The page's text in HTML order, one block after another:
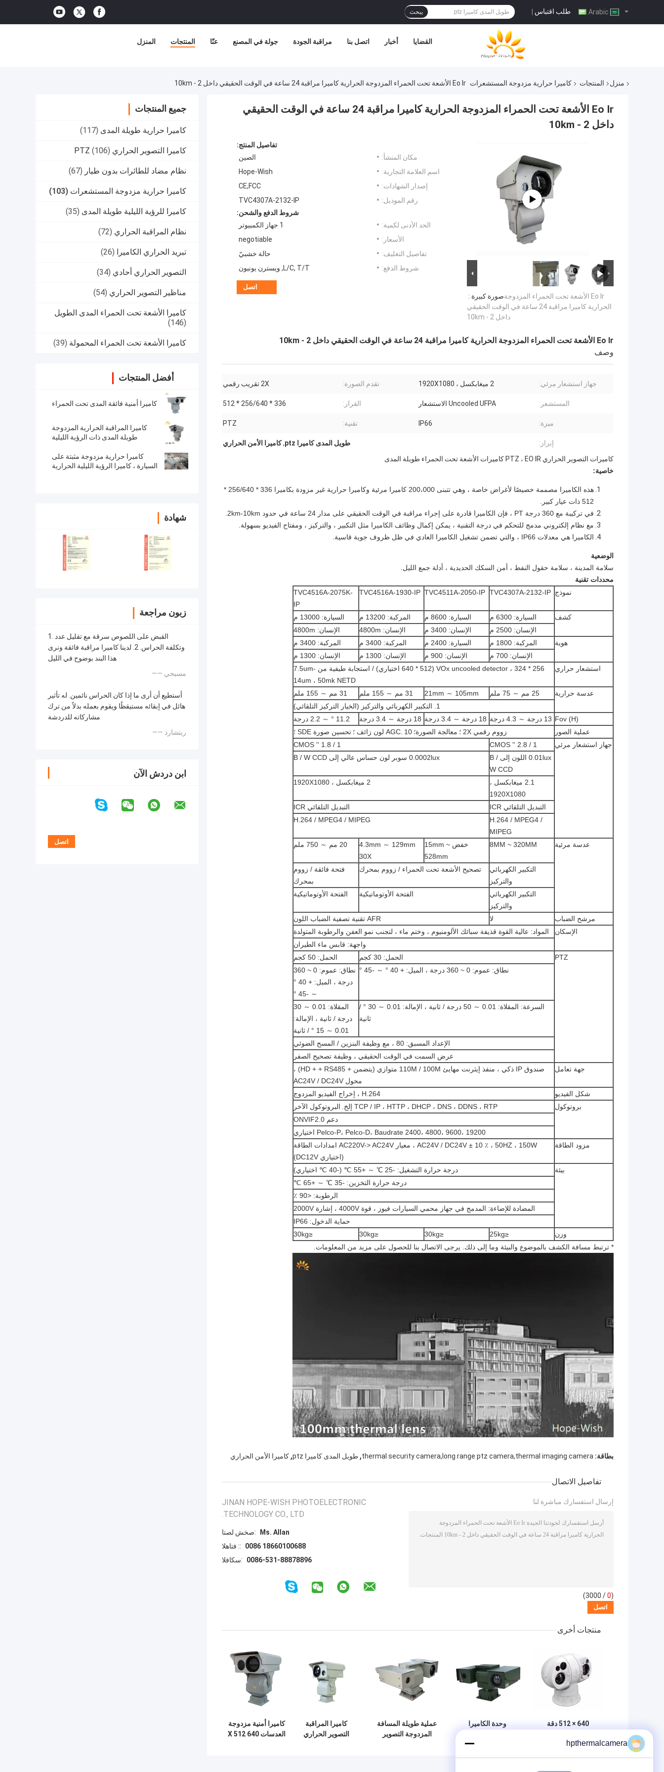
طلب اقتباس | يبحث
المنزل المنتجات عنّا جولة في المصنع مراقبة الجودة اتصل بنا أخبار القضايا
منزل المنتجات كاميرا حرارية مزدوجة المستشعرات Eo Ir الأشعة تحت الحمراء المزدوجة الحرارية كاميرا مراقبة 24 ساعة في الوقت الحقيقي داخل 2 - 10km
جميع المنتجات
كاميرا حرارية طويلة المدى (117)
كاميرا التصوير الحراري PTZ (106)
نظام مضاد للطائرات بدون طيار (67)
كاميرا حرارية مزدوجة المستشعرات (103)
كاميرا للرؤية الليلية طويلة المدى (35)
نظام المراقبة الحراري (72)
تبريد الحراري الكاميرا (26)
التصوير الحراري أحادي (34)
مناظير التصوير الحراري (54)
كاميرا الأشعة تحت الحمراء المدى الطويل
(146)
كاميرا الأشعة تحت الحمراء المحمولة (39)
أفضل المنتجات
كاميرا أمنية فائقة المدى تحت الحمراء
كاميرا المراقبة الحرارية المزدوجة
طويلة المدى ذات الرؤية الليلية
كاميرا حرارية مزدوجة مثبتة على
السيارة ، كاميرا الرؤية الليلية الحرارية
شهادة
زبون مراجعة
1. القبض على اللصوص سرقة مع تقليل عدد
وتكلفة الحراس. 2. لدينا كاميرا مراقبة فائقة ونرى
هذا البند بوضوح في الليل
—— مسيحي
أستطيع أن أرى ما إذا كان الحراس نائمين. له تأثير
هائل في إبقائه مستيقظًا ويقوم بعمله بدلاً من ترك
مشاركاته للدردشة
—— ريتشارد
ابن دردش الآن
Eo Ir الأشعة تحت الحمراء المزدوجة الحرارية كاميرا مراقبة 24 ساعة في الوقت الحقيقي
داخل 2 - 10km
صورة كبيرة :Eo Ir الأشعة تحت الحمراء المزدوجة
الحرارية كاميرا مراقبة 24 ساعة في الوقت الحقيقي
داخل 2 - 10km
تفاصيل المنتج:
مكان المنشأ:
الصين
اسم العلامة التجارية:
Hope-Wish
إصدار الشهادات:
CE,FCC
رقم الموديل:
TVC4307A-2132-IP
شروط الدفع والشحن:
الحد الأدنى لكمية:
1 جهاز الكمبيوتر
الأسعار:
negotiable
تفاصيل التغليف:
حالة خشبيّ
شروط الدفع:
L/C, T/T, ويسترن يونيون
اتصل
Eo Ir الأشعة تحت الحمراء المزدوجة الحرارية كاميرا مراقبة 24 ساعة في الوقت الحقيقي داخل 2 - 10km
وصف
جهاز استشعار مرئي: 2 ميغابكسل ، 1920X1080 تقدم الصورة: 2X تقريب رقمي
المستشعر: Uncooled UFPA الاستشعار القرار: 336 * 256/640 * 512
ميزة: IP66 تقنية: PTZ
إبراز: طويل المدى كاميرا ptz ,كاميرا الأمن الحراري
كاميرات التصوير الحراري PTZ ، EO IR كاميرات الأشعة تحت الحمراء طويلة المدى
خاصية:
هذه الكاميرا مصممة خصيصًا لأغراض خاصة ، وهي تتبنى 200،000 كاميرا مرئية وكاميرا حرارية غير مزودة بكاميرا 336 * 256/640 *
512 ذات عيار كبير.
في تركيبة مع 360 درجة PT ، فإن الكاميرا قادرة على إجراء مراقبة في الوقت الحقيقي على مدار 24 ساعة في حدود 2km-10km.
مع نظام إلكتروني مدمج للتحكم في درجة التقنية ، يمكن إكمال وظائف الكاميرا مثل التكبير ، والتركيز ، ومفتاح الفيديو بسهولة.
الكاميرا هي معدلات IP66 ، والتي تضمن تشغيل الكاميرا العادي في ظل ظروف جوية قاسية.
الوضعية
سلامة المدينة ، سلامة حقول النفط ، أمن السكك الحديدية ، أدلة جمع الليل.
محددات تقنية
نموذج TVC4307A-2132-IP
TVC4511A-2050-IP
TVC4516A-1930-IP
TVC4516A-2075K-
IP
كشف
السيارة: 6300 م السيارة: 8600 م المركبة: 13200 م
السيارة: 13000 م
الإنسان: 2500 م
الإنسان: 3400 م الإنسان: 4800m
الإنسان: 4800m
هوية
المركبة: 1800 م السيارة: 2400 م المركبة: 3400 م
المركبة: 3400 م
الإنسان: 700 م
الإنسان: 900 م الإنسان: 1300 م
الإنسان: 1300 م
استشعار حراري
VOx uncooled detector ، 324 * 256 (640 * 512 اختياري) / استجابة طيفية من 7.5um-
14um ، 50mk NETD
عدسة حرارية
25 مم ～ 75 ملم 21mm ～ 105mm 31 مم ～ 155 ملم
31 مم ～ 155 ملم
1. التكبير الكهربائي والتركيز (الخيار التركيز التلقائي)
Fov (H) 13 درجة ～ 4.3 درجة 18 درجة ～ 3.4 درجة 18 درجة ～ 3.4 درجة
11.2 ° ～ 2.2 درجة
عملية الصور
زووم رقمي 2X ؛ معالجة الصورة؛ AGC. 10 لون زائف ؛
تحسين صورة SDE ؛
جهاز استشعار مرئي
1 / 2.8 '' CMOS
1 / 1.8 '' CMOS
0.01lux اللون إلى B /
W CCD
0.0002lux سوبر لون حساس عالي إلى B / W CCD
2.1 ميغابكسل ،
1920X1080
2 ميغابكسل ، 1920X1080
التبديل التلقائي ICR
التبديل التلقائي ICR
H.264 / MPEG4 /
MIPEG
H.264 / MPEG4 / MIPEG
عدسة مرئية 8MM ~ 320MM
خفض 15mm ~
528mm
4.3mm ～ 129mm
30X
20 مم ～ 750 ملم
التكبير الكهربائي
والتركيز
تصحيح الأشعة تحت الحمراء / زووم بمحرك
فتحة فائقة / زووم
بمحرك
التكبير الكهربائي
والتركيز
الفتحة الأوتوماتيكية الفتحة الأوتوماتيكية
مرشح الضباب لا
AFR تقنية تصفية الضباب اللون
الإسكان
المواد: عالية القوة قذيفة سبائك الألومنيوم ، وختم ماء ، لتجنب نمو العفن والرطوبة المتولدة
واجهة: قابس ماء الطيران
PTZ
الحمل: 30 كجم
الحمل: 50 كجم
نطاق: عموم: 0 ~ 360 درجة ، الميل: + 40 ° ～ -45 °
نطاق: عموم: 0 ~ 360
درجة ، الميل: + 40 °
～ -45 °
السرعة: المقلاة: 0.01 ～ 50 درجة / ثانية ، الإمالة: 0.01 ～ 30 ° /
ثانية
المقلاة: 0.01 ～ 30
درجة / ثانية ، الإمالة:
0.01 ～ 15 ° / ثانية
الإعداد المسبق: 80 ، مع وظيفة البنزين / المسح الضوئي
عرض السمت في الوقت الحقيقي ، وظيفة تصحيح الصفر
جهة تعامل
صندوق IP ذكي ، منفذ إيثرنت مهايئ 110M / 100M متوازي (يتضمن + HD + + RS485) ،
محول AC24V / DC24V
شكل الفيديو
H.264 ، إخراج الفيديو المزدوج
بروتوكول
TCP / IP ، HTTP ، DHCP ، DNS ، DDNS ، RTP إلخ.
البروتوكول الآخر
دعم ONVIF2.0
Pelco-P، Pelco-D، Baudrate 2400، 4800، 9600، 19200 اختياري
مزود الطاقة
AC24V / DC24V ± 10 ٪ ، 50HZ ، 150W ، معيار AC220V-> AC24V امدادات الطاقة
(اختياري DC12V)
بيئة
درجة حرارة التشغيل: -25 ℃ ～ +55 ℃ (-40 ℃ اختياري)
درجة حرارة التخزين: -35 ℃ ～ +65 ℃
الرطوبة: <90 ٪
المضادة للإضاءة: المدمج في جهاز محمي السيارات فيوز ، قوة 4000V ، إشارة 2000V
حماية الدخول: IP66
وزن
≤25kg
≤30kg
≤30kg
≤30kg
* ترتبط مسافة الكشف بالموضوع والبيئة وما إلى ذلك. يرجى الاتصال بنا للحصول على مزيد من المعلومات.
بطاقة: thermal security camera,long range ptz camera,thermal imaging camera
, طويل المدى كاميرا ptz , كاميرا الأمن الحراري
تفاصيل الاتصال
JINAN HOPE-WISH PHOTOELECTRONIC
TECHNOLOGY CO., LTD.
اتصل شخص:
Ms. Allan
الهاتف ::
0086 18660100688
الفاكس:
0086-531-88878896
إرسال استفسارك مباشرة لنا
(
0
/ 3000)
منتجات أخرى
640 × 512 دقة
مزدوج كاميرا حرارية
وحدة الكاميرا
الحمراء في مجال
عملية طويلة المسافة
المزدوجة التصوير
كاميرا المراقبة
التصوير الحراري
كاميرا أمنية مزدوجة
العدسات 640 X 512
hpthermalcamera